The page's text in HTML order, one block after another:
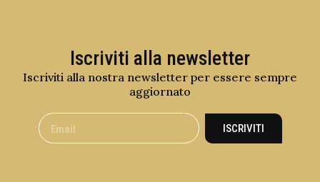
Iscriviti alla newsletter
Iscriviti alla nostra newsletter per essere sempre
aggiornato
ISCRIVITI